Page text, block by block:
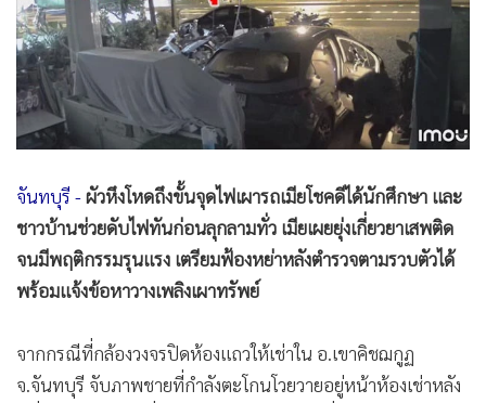
• Green Innovation & SD
• Management & HR
• MGR Live
• Infographic
• การเมือง
• ท่องเที่ยว
• กีฬา
• ต่างประเทศ
• Special Scoop
• จีน
• ชุมชน-คุณภาพชีวิต
จันทบุรี -ผัวหึงโหดถึงขั้นจุดไฟเผารถเมียโชคดีได้นักศึกษา และ
ชาวบ้านช่วยดับไฟทันก่อนลุกลามทั่ว เมียเผยยุ่งเกี่ยวยาเสพติด
จนมีพฤติกรรมรุนแรง เตรียมฟ้องหย่าหลังตำรวจตามรวบตัวได้
พร้อมแจ้งข้อหาวางเพลิงเผาทรัพย์
จากกรณีที่กล้องวงจรปิดห้องแถวให้เช่าใน อ.เขาคิชฌกูฏ
จ.จันทบุรี จับภาพชายที่กำลังตะโกนโวยวายอยู่หน้าห้องเช่าหลัง